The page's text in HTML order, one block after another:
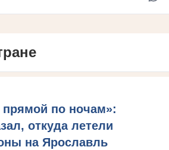
прямой по ночам»:
откуда летели
на Ярославль